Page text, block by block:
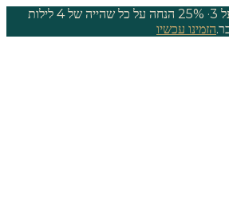
·
25% הנחה על כל שהייה של 4 לילות
הזמינו עכשיו